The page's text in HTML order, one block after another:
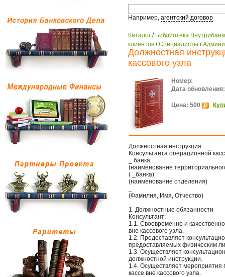
Например, агентский договор
Каталог / Библиотека
клиентов /Специалисты /
Должностная
кассового узла
Номер:
Дата обновления:
Цена: 500
Должностная инструкция
Консультанта операционной
_ банка
(наименование
( _банка)
(наименование отделения)
(Фамилия, Имя, Отчество)
1. Должностные обязанности
Консультант:
1.1. Своевременно и
вне кассового узла.
1.2. Предоставляет
предоставляемых физическим
1.3. Осуществляет
должностной инструкции.
1.4. Осуществляет мероприятия
кассе вне кассового узла.